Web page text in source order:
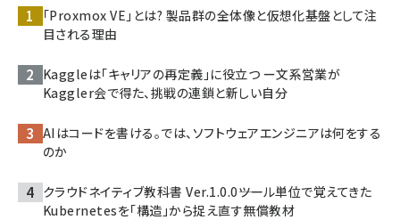
「Proxmox VE」とは? 製品群の全体像と仮想化基盤として注
目される理由
Kaggleは「キャリアの再定義」に役立つ ー文系営業が
Kaggler会で得た、挑戦の連鎖と新しい自分
AIはコードを書ける。では、ソフトウェアエンジニアは何をする
のか
クラウドネイティブ教科書 Ver.1.0.0――ツール単位で覚えてきた
Kubernetesを「構造」から捉え直す無償教材